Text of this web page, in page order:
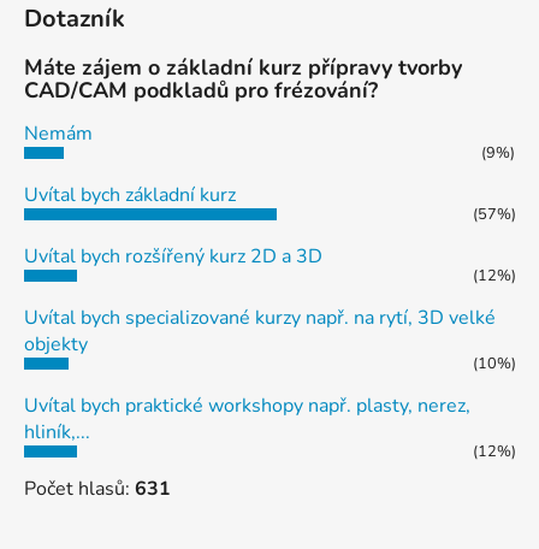
Dotazník
Máte zájem o základní kurz přípravy tvorby
CAD/CAM podkladů pro frézování?
Nemám
(9%)
Uvítal bych základní kurz
(57%)
Uvítal bych rozšířený kurz 2D a 3D
(12%)
Uvítal bych specializované kurzy např. na rytí, 3D velké
objekty
(10%)
Uvítal bych praktické workshopy např. plasty, nerez,
hliník,...
(12%)
Počet hlasů: 631